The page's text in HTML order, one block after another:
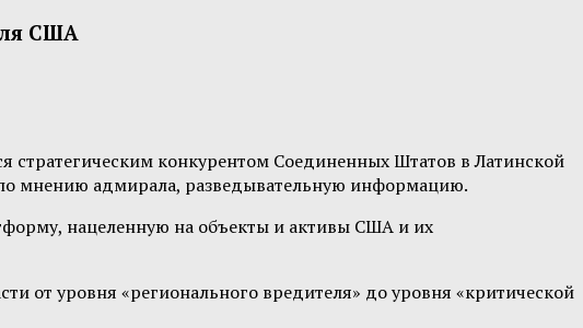
США
стратегическим конкурентом Соединенных Штатов в Латинской
мнению адмирала, разведывательную информацию.
нацеленную на объекты и активы США и их
от уровня «регионального вредителя» до уровня «критической